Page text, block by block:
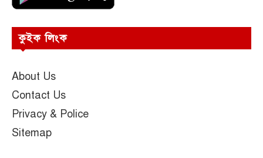
কুইক লিংক
About Us
Contact Us
Privacy & Police
Sitemap